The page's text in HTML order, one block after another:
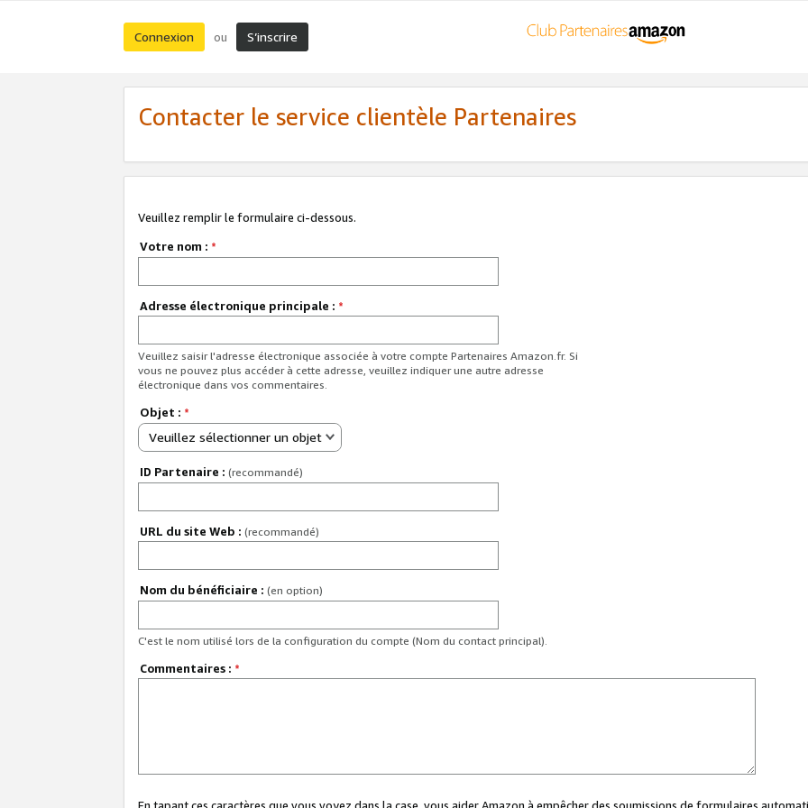
Connexion ou S’inscrire
Contacter le service clientèle Partenaires
Veuillez remplir le formulaire ci-dessous.
Votre nom : *
Adresse électronique principale : *
Veuillez saisir l'adresse électronique associée à votre compte Partenaires Amazon.fr. Si
vous ne pouvez plus accéder à cette adresse, veuillez indiquer une autre adresse
électronique dans vos commentaires.
Objet : *
Veuillez sélectionner un objet
ID Partenaire : (recommandé)
URL du site Web : (recommandé)
Nom du bénéficiaire : (en option)
C'est le nom utilisé lors de la configuration du compte (Nom du contact principal).
Commentaires : *